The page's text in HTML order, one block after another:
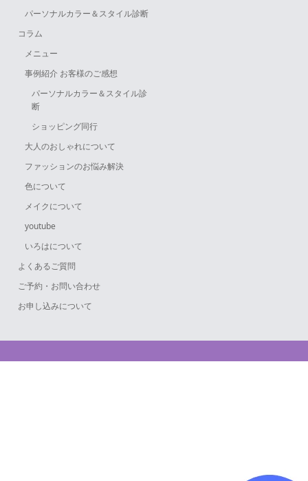
パーソナルカラー＆スタイル診断
コラム
メニュー
事例紹介 お客様のご感想
パーソナルカラー＆スタイル診
断
ショッピング同行
大人のおしゃれについて
ファッションのお悩み解決
色について
メイクについて
youtube
いろはについて
よくあるご質問
ご予約・お問い合わせ
お申し込みについて